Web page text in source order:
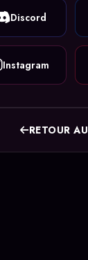
Discord
Instagram
RETOUR